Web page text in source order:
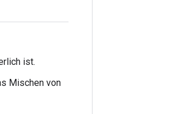
ist.
Mischen von